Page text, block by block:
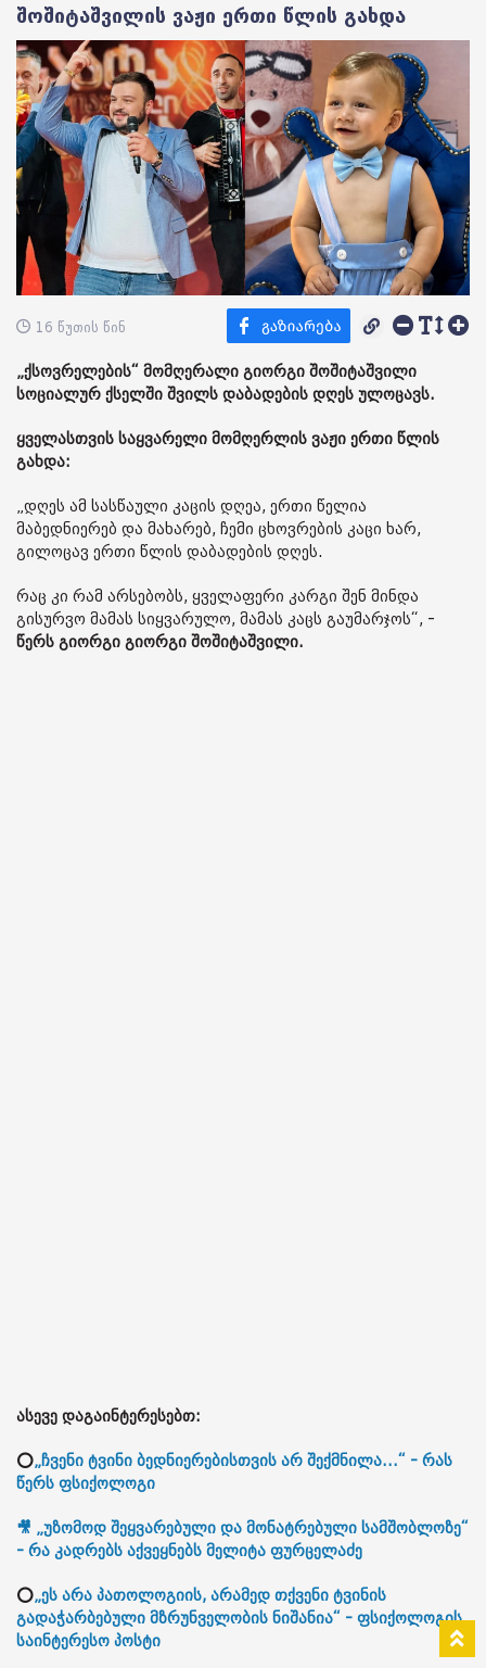
შოშიტაშვილის ვაჟი ერთი წლის გახდა
16 წუთის წინ
„ქსოვრელების“ მომღერალი გიორგი შოშიტაშვილი
სოციალურ ქსელში შვილს დაბადების დღეს ულოცავს.
ყველასთვის საყვარელი მომღერლის ვაჟი ერთი წლის
გახდა:
„დღეს ამ სასწაული კაცის დღეა, ერთი წელია
მაბედნიერებ და მახარებ, ჩემი ცხოვრების კაცი ხარ,
გილოცავ ერთი წლის დაბადების დღეს.
რაც კი რამ არსებობს, ყველაფერი კარგი შენ მინდა
გისურვო მამას სიყვარულო, მამას კაცს გაუმარჯოს“, -
წერს გიორგი გიორგი შოშიტაშვილი.
ასევე დაგაინტერესებთ:
⭕„ჩვენი ტვინი ბედნიერებისთვის არ შექმნილა...“ - რას
წერს ფსიქოლოგი
🎥 „უზომოდ შეყვარებული და მონატრებული სამშობლოზე“
- რა კადრებს აქვეყნებს მელიტა ფურცელაძე
⭕„ეს არა პათოლოგიის, არამედ თქვენი ტვინის
გადაჭარბებული მზრუნველობის ნიშანია“ - ფსიქოლოგის
საინტერესო პოსტი